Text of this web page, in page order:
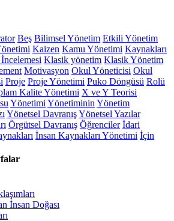
Beş Bilimsel Yönetim Etkili Yönetim
Kaizen Kamu Yönetimi Kaynakları
Klasik yönetim Klasik Yönetim
Motivasyon Okul Yöneticisi Okul
Proje Proje Yönetimi Puko Döngüsü Rolü
Kalite Yönetimi X ve Y Teorisi
Yönetimi Yönetiminin Yönetim
Yönetsel DavranışYönetsel Yazılar
Örgütsel Davranış Öğrenciler İdari
İnsan Kaynakları Yönetimi İçin
İnsan Doğası